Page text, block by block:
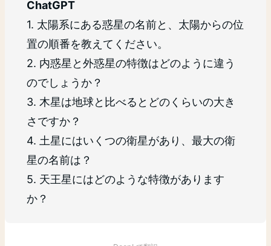
ChatGPT
1. 太陽系にある惑星の名前と、太陽からの位
置の順番を教えてください。
2. 内惑星と外惑星の特徴はどのように違う
のでしょうか？
3. 木星は地球と比べるとどのくらいの大き
さですか？
4. 土星にはいくつの衛星があり、最大の衛
星の名前は？
5. 天王星にはどのような特徴があります
か？